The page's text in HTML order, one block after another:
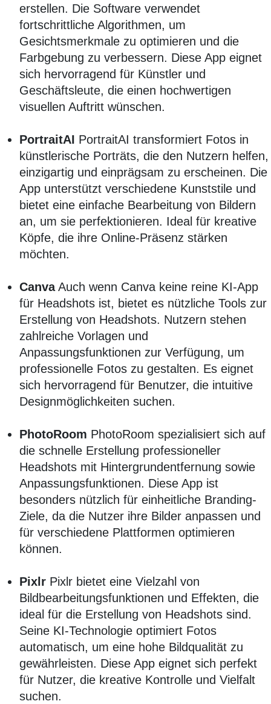
erstellen. Die Software verwendet
fortschrittliche Algorithmen, um
Gesichtsmerkmale zu optimieren und die
Farbgebung zu verbessern. Diese App eignet
sich hervorragend für Künstler und
Geschäftsleute, die einen hochwertigen
visuellen Auftritt wünschen.
PortraitAI PortraitAI transformiert Fotos in
künstlerische Porträts, die den Nutzern helfen,
einzigartig und einprägsam zu erscheinen. Die
App unterstützt verschiedene Kunststile und
bietet eine einfache Bearbeitung von Bildern
an, um sie perfektionieren. Ideal für kreative
Köpfe, die ihre Online-Präsenz stärken
möchten.
CanvaAuch wenn Canva keine reine KI-App
für Headshots ist, bietet es nützliche Tools zur
Erstellung von Headshots. Nutzern stehen
zahlreiche Vorlagen und
Anpassungsfunktionen zur Verfügung, um
professionelle Fotos zu gestalten. Es eignet
sich hervorragend für Benutzer, die intuitive
Designmöglichkeiten suchen.
PhotoRoom PhotoRoom spezialisiert sich auf
die schnelle Erstellung professioneller
Headshots mit Hintergrundentfernung sowie
Anpassungsfunktionen. Diese App ist
besonders nützlich für einheitliche Branding-
Ziele, da die Nutzer ihre Bilder anpassen und
für verschiedene Plattformen optimieren
können.
Pixlr Pixlr bietet eine Vielzahl von
Bildbearbeitungsfunktionen und Effekten, die
ideal für die Erstellung von Headshots sind.
Seine KI-Technologie optimiert Fotos
automatisch, um eine hohe Bildqualität zu
gewährleisten. Diese App eignet sich perfekt
für Nutzer, die kreative Kontrolle und Vielfalt
suchen.